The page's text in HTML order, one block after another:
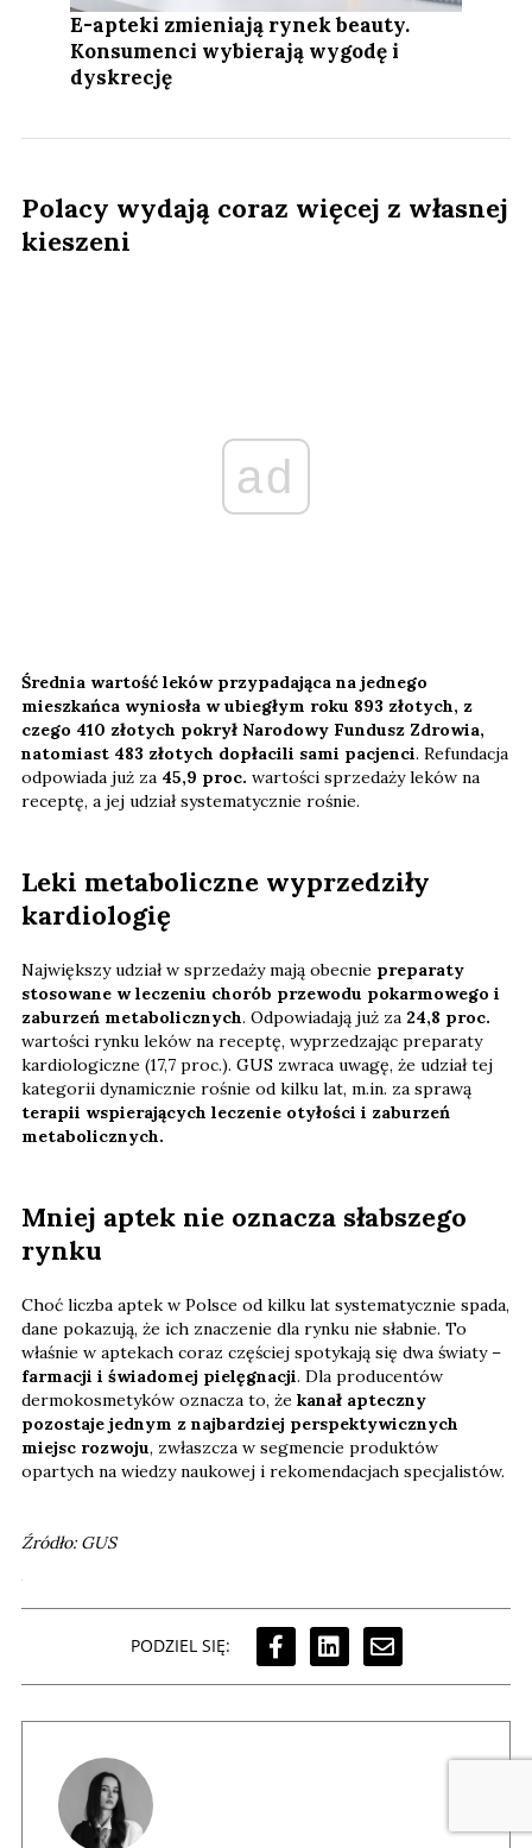
E-apteki zmieniają rynek beauty.
Konsumenci wybierają wygodę i
dyskrecję
Polacy wydają coraz więcej z własnej
kieszeni
ad
Średnia wartość leków przypadająca na jednego
mieszkańca wyniosła w ubiegłym roku 893 złotych, z
czego 410 złotych pokrył Narodowy Fundusz Zdrowia,
natomiast 483 złotych dopłacili sami pacjenci. Refundacja
odpowiada już za 45,9 proc. wartości sprzedaży leków na
receptę, a jej udział systematycznie rośnie.
Leki metaboliczne wyprzedziły
kardiologię
Największy udział w sprzedaży mają obecnie preparaty
stosowane w leczeniu chorób przewodu pokarmowego i
zaburzeń metabolicznych. Odpowiadają już za 24,8 proc.
wartości rynku leków na receptę, wyprzedzając preparaty
kardiologiczne (17,7 proc.). GUS zwraca uwagę, że udział tej
kategorii dynamicznie rośnie od kilku lat, m.in. za sprawą
terapii wspierających leczenie otyłości i zaburzeń
metabolicznych.
Mniej aptek nie oznacza słabszego
rynku
Choć liczba aptek w Polsce od kilku lat systematycznie spada,
dane pokazują, że ich znaczenie dla rynku nie słabnie. To
właśnie w aptekach coraz częściej spotykają się dwa światy –
farmacji i świadomej pielęgnacji. Dla producentów
dermokosmetyków oznacza to, że kanał apteczny
pozostaje jednym z najbardziej perspektywicznych
miejsc rozwoju, zwłaszcza w segmencie produktów
opartych na wiedzy naukowej i rekomendacjach specjalistów.
Źródło: GUS
PODZIEL SIĘ: